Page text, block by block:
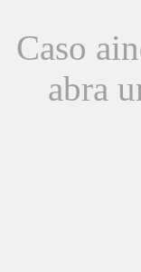
Caso
abra